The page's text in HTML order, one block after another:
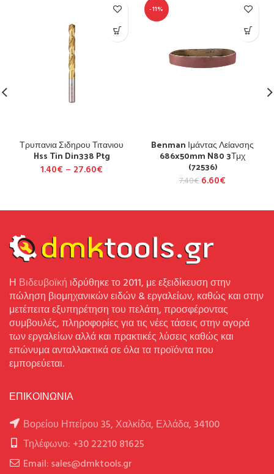
Τρυπανια Σιδηρου Τιτανιου
Hss Tin Din338 Ptg
1.40€ – 27.60€
-11%
Benman Ιμάντας Λείανσης
686x50mm N80 3Τμχ
(72536)
7.40€ 6.60€
Η Βιδευβοϊκή ιδρύθηκε το 2011, με εξειδίκευση στην
πώληση βιομηχανικών ειδών & εργαλείων, καθώς και στην
μετέπειτα εξυπηρέτηση του πελάτη, προσφέροντας
συμβουλές, πληροφορίες για τις νέες τάσεις στην αγορά
των εργαλείων αλλά και πρακτικές λύσεις καθώς και
επώνυμα ανταλλακτικά σε όλα τα προϊόντα που
εμπορεύεται.
ΕΠΙΚΟΙΝΩΝΙΑ
Βορείου Ηπείρου 35, Χαλκίδα, Ελλάδα, 34100
Τηλέφωνο: +30 22210 81625
Email: sales@dmktools.gr